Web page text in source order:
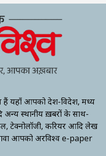
हैं यहाँ आपको देश-विदेश, मध्य
अन्य स्थानीय ख़बरों के साथ-
टेक्नोलॉजी, करियर आदि लेख
आपको अक्षरविश्व e-paper